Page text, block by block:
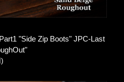
"Side Zip Boots" JPC-Last